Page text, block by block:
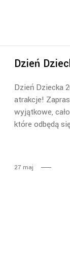
Dzień
Dzień Dziecka
atrakcje!
wyjątkowe,
które odbędą
27 maj